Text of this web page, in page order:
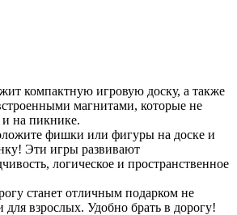
компактную игровую доску, а также
магнитами, которые не
и на пикнике.
фишки или фигуры на доске и
Эти игры развивают
логическое и пространственное
станет отличным подарком не
для взрослых. Удобно брать в дорогу!